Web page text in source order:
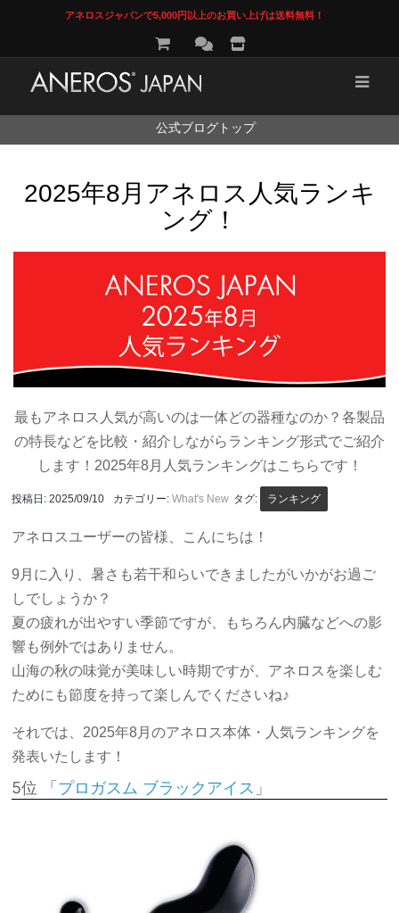
アネロスジャパンで5,000円以上のお買い上げは送料無料！
公式ブログトップ
2025年8月アネロス人気ランキ
ング！
最もアネロス人気が高いのは一体どの器種なのか？各製品
の特長などを比較・紹介しながらランキング形式でご紹介
します！2025年8月人気ランキングはこちらです！
投稿日:2025/09/10 カテゴリー:What's New タグ: ランキング
アネロスユーザーの皆様、こんにちは！
9月に入り、暑さも若干和らいできましたがいかがお過ご
しでしょうか？
夏の疲れが出やすい季節ですが、もちろん内臓などへの影
響も例外ではありません。
山海の秋の味覚が美味しい時期ですが、アネロスを楽しむ
ためにも節度を持って楽しんでくださいね♪
それでは、2025年8月のアネロス本体・人気ランキングを
発表いたします！
5位 「プロガスム ブラックアイス 」